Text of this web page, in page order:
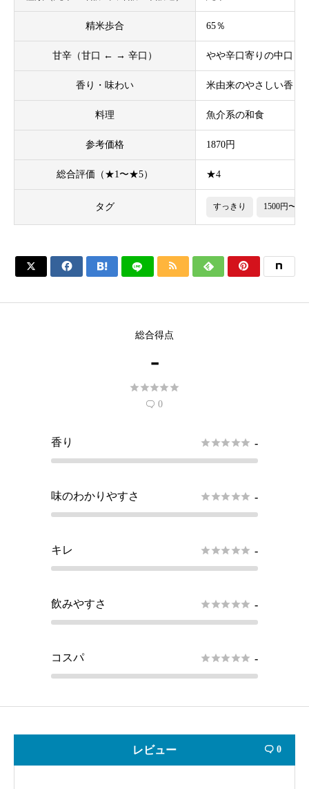
精米歩合 65％
甘辛（甘口 ← → 辛口） やや辛口寄りの中口
香り・味わい 米由来のやさしい香り
料理 魚介系の和食
参考価格 1870円
総合評価（★1〜★5） ★4
タグ すっきり 1500円〜
     
総合得点
-

 0
香り  -
味のわかりやすさ  -
キレ  -
飲みやすさ  -
コスパ  -
レビュー  0